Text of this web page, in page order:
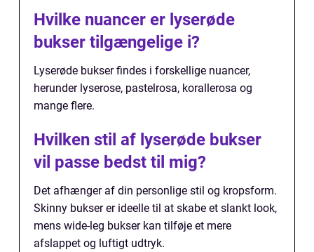
Hvilke nuancer er lyserøde
bukser tilgængelige i?
Lyserøde bukser findes i forskellige nuancer,
herunder lyserose, pastelrosa, korallerosa og
mange flere.
Hvilken stil af lyserøde bukser
vil passe bedst til mig?
Det afhænger af din personlige stil og kropsform.
Skinny bukser er ideelle til at skabe et slankt look,
mens wide-leg bukser kan tilføje et mere
afslappet og luftigt udtryk.